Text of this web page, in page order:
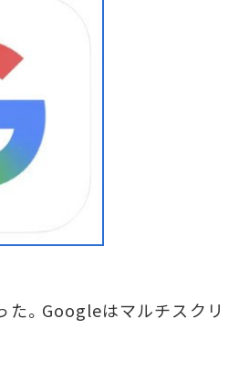
た。Googleはマルチスクリ